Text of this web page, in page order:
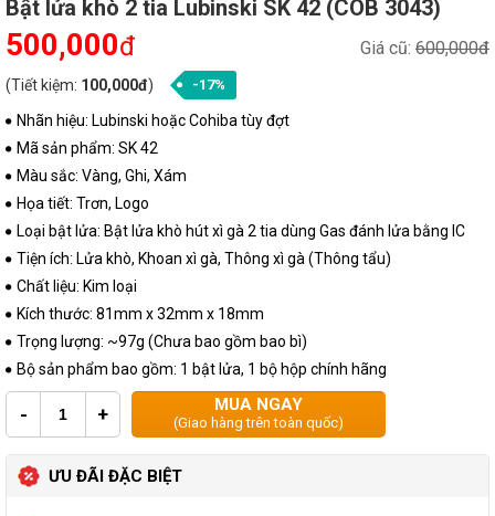
Bật lửa khò 2 tia Lubinski SK 42 (COB 3043)
Giá cũ: 600,000đ
500,000đ
(Tiết kiệm: 100,000đ) -17%
Nhãn hiệu: Lubinski hoặc Cohiba tùy đợt
Mã sản phẩm: SK 42
Màu sắc: Vàng, Ghi, Xám
Họa tiết: Trơn, Logo
Loại bật lửa: Bật lửa khò hút xì gà 2 tia dùng Gas đánh lửa bằng IC
Tiện ích: Lửa khò, Khoan xì gà, Thông xì gà (Thông tẩu)
Chất liệu: Kim loại
Kích thước: 81mm x 32mm x 18mm
Trọng lượng: ~97g (Chưa bao gồm bao bì)
Bộ sản phẩm bao gồm: 1 bật lửa, 1 bộ hộp chính hãng
- + MUA NGAY
(Giao hàng trên toàn quốc)
ƯU ĐÃI ĐẶC BIỆT